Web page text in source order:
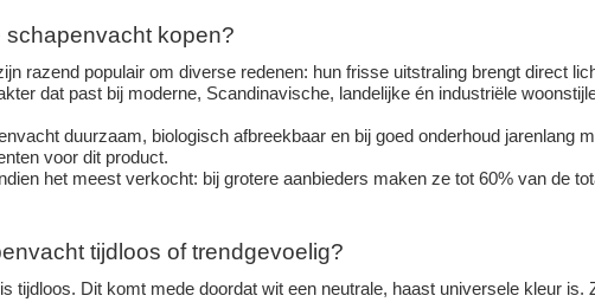
schapenvacht kopen?
razend populair om diverse redenen: hun frisse uitstraling brengt direct
dat past bij moderne, Scandinavische, landelijke én industriële
duurzaam, biologisch afbreekbaar en bij goed onderhoud jarenlang
voor dit product.
het meest verkocht: bij grotere aanbieders maken ze tot 60% van de
tijdloos of trendgevoelig?
tijdloos. Dit komt mede doordat wit een neutrale, haast universele kleur is.